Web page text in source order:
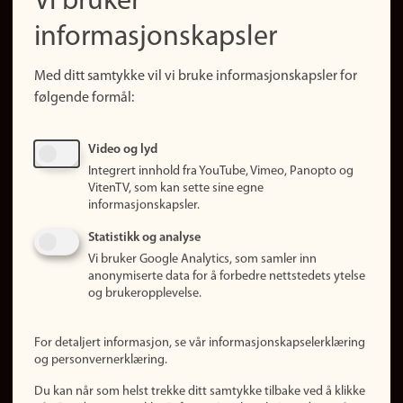
(no)
Finn forsker
Presse
Finn studier
Ledige stillinger
Om nettstedet
Informasjonskapsler
Personvern
informasjonskapsler
Med ditt samtykke vil vi bruke informasjonskapsler for
følgende formål:
Video og lyd
Integrert innhold fra YouTube, Vimeo, Panopto og
VitenTV, som kan sette sine egne
informasjonskapsler.
Statistikk og analyse
Vi bruker Google Analytics, som samler inn
anonymiserte data for å forbedre nettstedets ytelse
og brukeropplevelse.
For detaljert informasjon, se vår informasjonskapselerklæring
og personvernerklæring.
Du kan når som helst trekke ditt samtykke tilbake ved å klikke